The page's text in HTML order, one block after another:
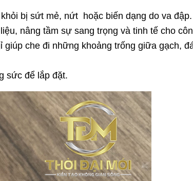
bị sứt mẻ, nứt hoặc biến dạng do va đập.
nâng tầm sự sang trọng và tinh tế cho
che đi những khoảng trống giữa gạch,
sức để lắp đặt.